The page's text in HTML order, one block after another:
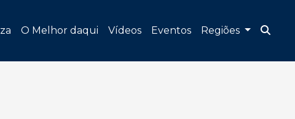
O Melhor daqui Vídeos Eventos Regiões